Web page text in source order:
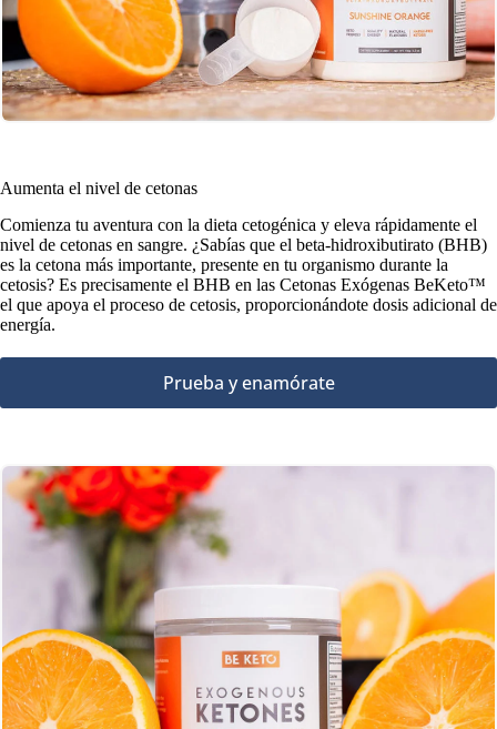
Aumenta el nivel de cetonas
Comienza tu aventura con la dieta cetogénica y eleva rápidamente el
nivel de cetonas en sangre. ¿Sabías que el beta-hidroxibutirato (BHB)
es la cetona más importante, presente en tu organismo durante la
cetosis? Es precisamente el BHB en las Cetonas Exógenas BeKeto™
el que apoya el proceso de cetosis, proporcionándote dosis adicional de
energía.
Prueba y enamórate